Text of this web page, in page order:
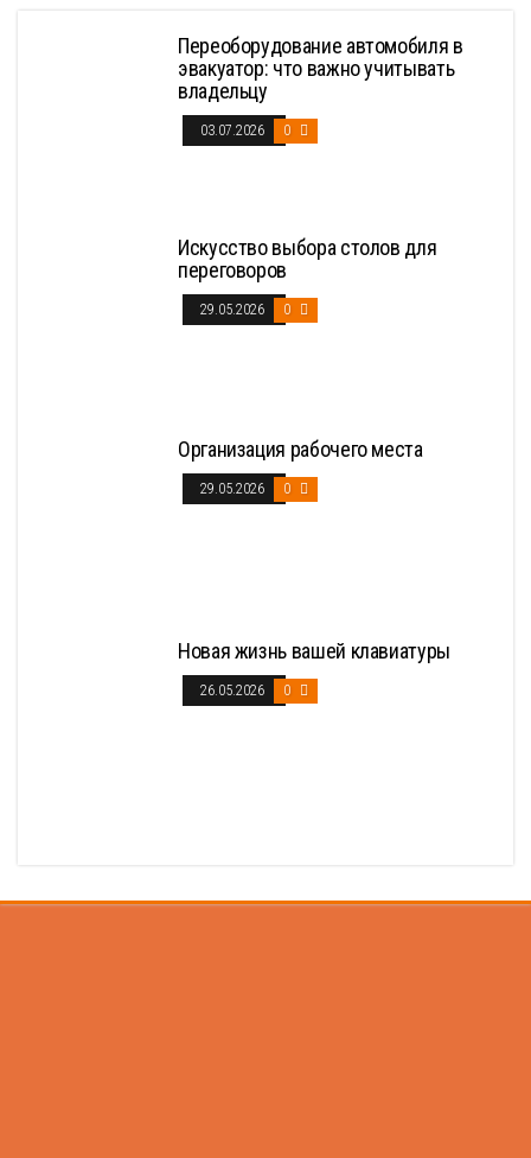
Переоборудование автомобиля в
эвакуатор: что важно учитывать
владельцу
03.07.2026 0
Искусство выбора столов для
переговоров
29.05.2026 0
Организация рабочего места
29.05.2026 0
Новая жизнь вашей клавиатуры
26.05.2026 0